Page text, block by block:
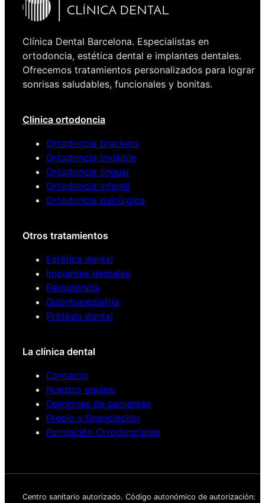
Clínica Dental Barcelona. Especialistas en
ortodoncia, estética dental e implantes dentales.
Ofrecemos tratamientos personalizados para lograr
sonrisas saludables, funcionales y bonitas.
Clinica ortodoncia
Ortodoncia brackets
Ortodoncia invisible
Ortodoncia lingual
Ortodoncia infantil
Ortodoncia quirúrgica
Otros tratamientos
Estética dental
Implantes dentales
Periodoncia
Odontopediatría
Prótesis dental
La clínica dental
Contacto
Nuestro equipo
Opiniones de pacientes
Precio y financiación
Formación Ortodoncistas
Centro sanitario autorizado. Código autonómico de autorización: